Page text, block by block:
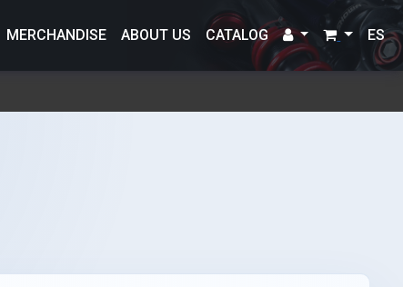
MERCHANDISE ABOUT US CATALOG ES